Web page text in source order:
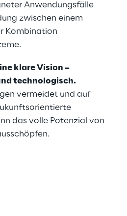
Anwendungsfälle
zwischen einem
Kombination
klare Vision –
technologisch.
vermeidet und auf
das volle Potenzial von